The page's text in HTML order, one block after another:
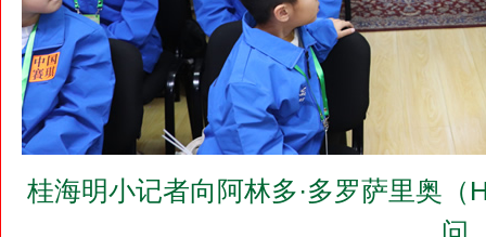
桂海明小记者向阿林多·多罗萨里奥